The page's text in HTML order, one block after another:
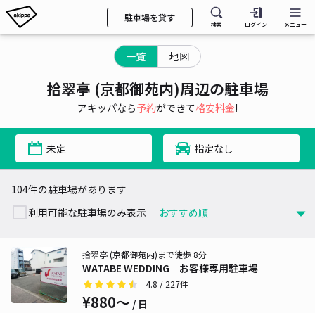
駐車場を貸す
検索 ログイン メニュー
一覧 地図
拾翠亭 (京都御苑内)周辺の駐車場
アキッパなら予約ができて格安料金!
未定 指定なし
104件の駐車場があります
利用可能な駐車場のみ表示
WATABE WEDDING お客様専用駐車場
拾翠亭 (京都御苑内)まで徒歩 8分
4.8 / 227件
¥880〜 / 日